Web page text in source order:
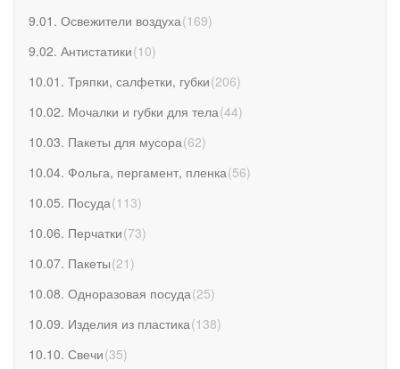
9.01. Освежители воздуха(169)
9.02. Антистатики(10)
10.01. Тряпки, салфетки, губки(206)
10.02. Мочалки и губки для тела(44)
10.03. Пакеты для мусора(62)
10.04. Фольга, пергамент, пленка(56)
10.05. Посуда(113)
10.06. Перчатки(73)
10.07. Пакеты(21 )
10.08. Одноразовая посуда(25)
10.09. Изделия из пластика(138)
10.10. Свечи(35)